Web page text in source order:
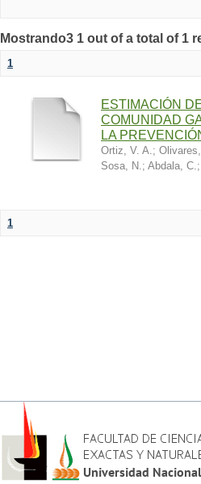
Mostrando3 1 out of a total of 1
1
ESTIMACIÓN
COMUNIDAD
LA
Ortiz, V. A.;
Sosa, N.; Abdala, C.;
1